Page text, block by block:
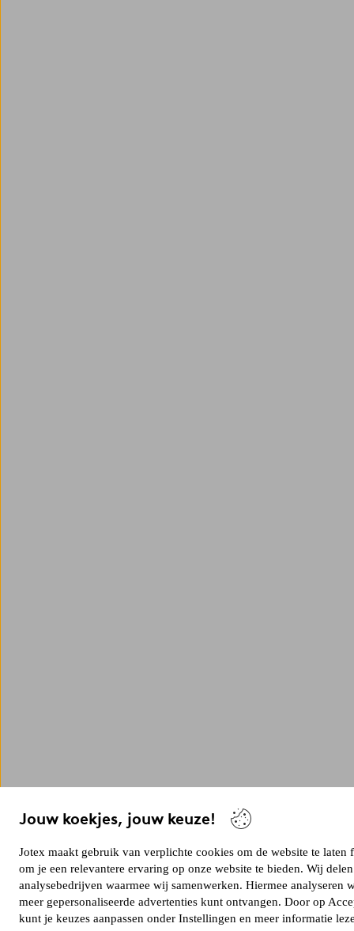
Jouw koekjes, jouw keuze!
Jotex maakt gebruik van verplichte cookies om de website te
om je een relevantere ervaring op onze website te bieden. Wij
analysebedrijven waarmee wij samenwerken. Hiermee
meer gepersonaliseerde advertenties kunt ontvangen. Door op
kunt je keuzes aanpassen onder Instellingen en meer informatie